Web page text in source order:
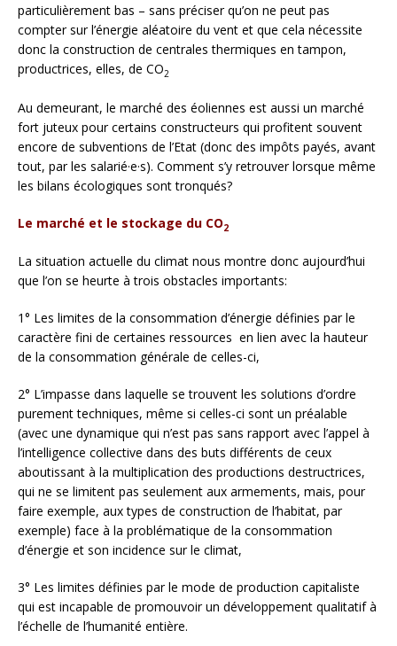
particulièrement bas – sans préciser qu’on ne peut pas
compter sur l’énergie aléatoire du vent et que cela nécessite
donc la construction de centrales thermiques en tampon,
productrices, elles, de CO2
Au demeurant, le marché des éoliennes est aussi un marché
fort juteux pour certains constructeurs qui profitent souvent
encore de subventions de l’Etat (donc des impôts payés, avant
tout, par les salarié·e·s). Comment s’y retrouver lorsque même
les bilans écologiques sont tronqués?
Le marché et le stockage du CO2
La situation actuelle du climat nous montre donc aujourd’hui
que l’on se heurte à trois obstacles importants:
1° Les limites de la consommation d’énergie définies par le
caractère fini de certaines ressources en lien avec la hauteur
de la consommation générale de celles-ci,
2° L’impasse dans laquelle se trouvent les solutions d’ordre
purement techniques, même si celles-ci sont un préalable
(avec une dynamique qui n’est pas sans rapport avec l’appel à
l’intelligence collective dans des buts différents de ceux
aboutissant à la multiplication des productions destructrices,
qui ne se limitent pas seulement aux armements, mais, pour
faire exemple, aux types de construction de l’habitat, par
exemple) face à la problématique de la consommation
d’énergie et son incidence sur le climat,
3° Les limites définies par le mode de production capitaliste
qui est incapable de promouvoir un développement qualitatif à
l’échelle de l’humanité entière.